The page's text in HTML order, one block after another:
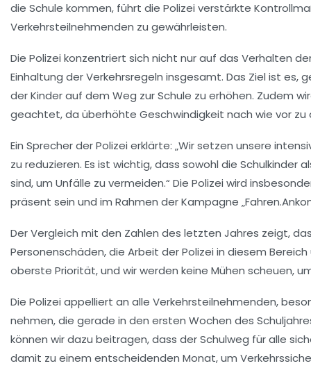
die Schule kommen, führt die Polizei verstärkte
Verkehrsteilnehmenden zu gewährleisten.
Die Polizei konzentriert sich nicht nur auf das Verhalten
Einhaltung derVerkehrsregeln insgesamt. Das Ziel ist es,
der Kinder auf dem Weg zur Schule zu erhöhen. Zudem
geachtet, da überhöhte Geschwindigkeit nach wie vor
Ein Sprecher der Polizei erklärte: „Wir setzen unsere
zu reduzieren. Es ist wichtig, dass sowohl die Schulkinder
sind, um Unfälle zu vermeiden.“ Die Polizei wird
präsent sein und im Rahmen der Kampagne
Der Vergleich mit den Zahlen des letzten Jahres zeigt,
Personenschäden, die Arbeit der Polizei in diesem
oberste Priorität, und wir werden keine Mühen scheuen,
Die Polizei appelliert an alle Verkehrsteilnehmenden,
nehmen, die gerade in den ersten Wochen des
können wir dazu beitragen, dass der Schulweg für alle
damit zu einem entscheidenden Monat, um